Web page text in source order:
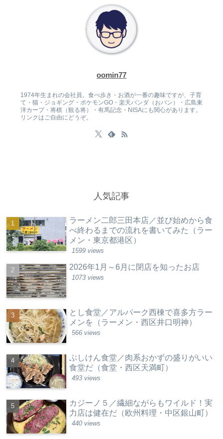
oomin77
1974年生まれの会社員。食べ歩き・お酒が一番の趣味ですが、子育
て・猫・ジョギング・ポケモンGO・楽天パンダ（おパン）・広島東
洋カープ・将棋（観る将）・有馬記念・NISAにも関心があります。
リンクはご自由にどうぞ。
人気記事
ラーメン二郎三田本店／並び始めから食
べ終わるまでの流れを書いてみた（ラー
メン・東京都港区）
1599 views
2026年1月～6月に閉店を知ったお店
1073 views
とし食堂／アルパーク西棟で喜多方ラー
メンを（ラーメン・西区井口明神）
566 views
ぶしけん食堂／肉系おかずの盛りがいい
食堂だ（食堂・西区天満町）
493 views
カジーノ５／繊細ながらもワイルド！実
力店は健在だ（欧州料理・中区銀山町）
440 views